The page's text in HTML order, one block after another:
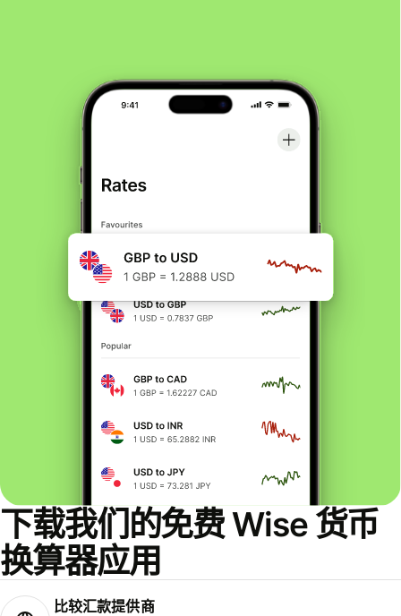
下载我们的免费 Wise 货币
换算器应用
比较汇款提供商